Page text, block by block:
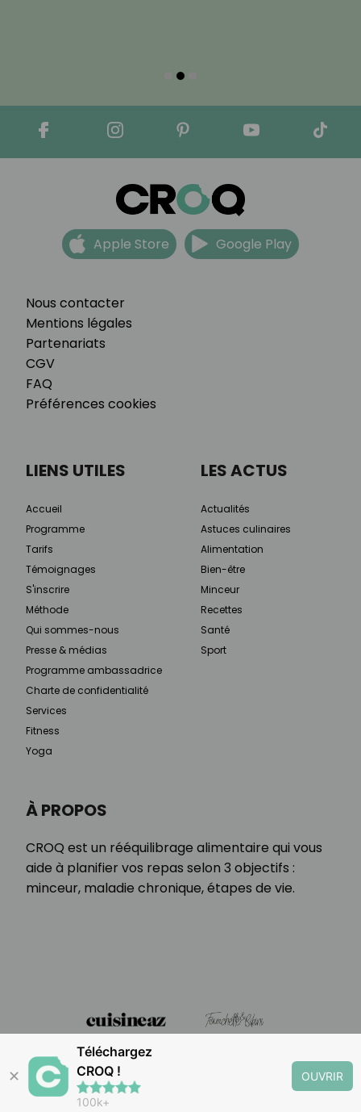
Nous contacter
Mentions légales
Partenariats
CGV
FAQ
Préférences cookies
Apple Store Google Play
À PROPOS
CROQ est un rééquilibrage alimentaire qui vous
aide à planifier vos repas selon 3 objectifs :
minceur, maladie chronique, étapes de vie.
LIENS UTILES
Accueil
Programme
Tarifs
Témoignages
S'inscrire
Méthode
Qui sommes-nous
Presse & médias
Programme ambassadrice
Charte de confidentialité
Services
Fitness
Yoga
LES ACTUS
Actualités
Astuces culinaires
Alimentation
Bien-être
Minceur
Recettes
Santé
Sport
✕
Téléchargez
CROQ !
100k+
OUVRIR